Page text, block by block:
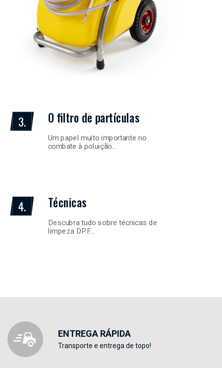
3. O filtro de partículas
Um papel muito importante no
combate à poluição…
4. Técnicas
Descubra tudo sobre técnicas de
limpeza DPF…
ENTREGA RÁPIDA
Transporte e entrega de topo!